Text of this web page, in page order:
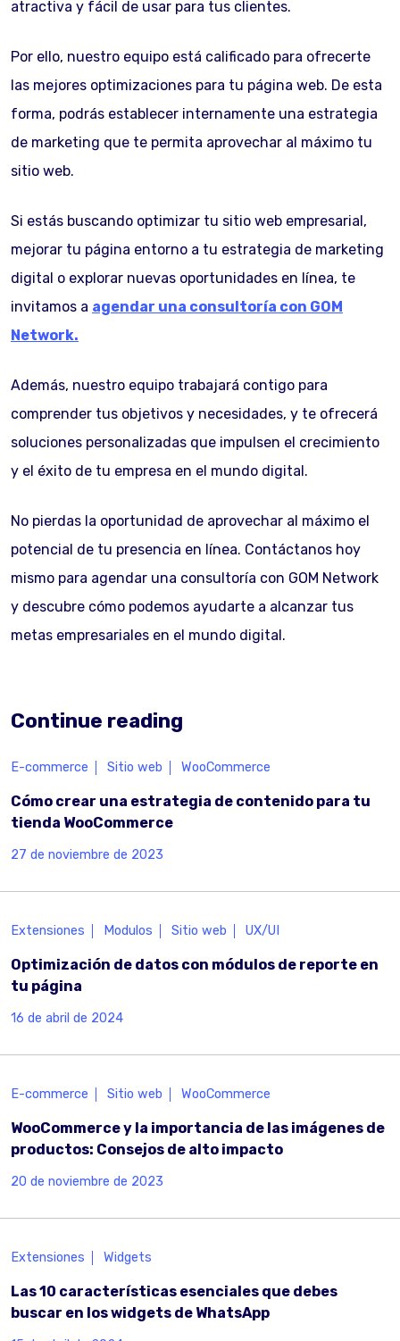
atractiva y fácil de usar para tus clientes.
Por ello, nuestro equipo está calificado para ofrecerte
las mejores optimizaciones para tu página web. De esta
forma, podrás establecer internamente una estrategia
de marketing que te permita aprovechar al máximo tu
sitio web.
Si estás buscando optimizar tu sitio web empresarial,
mejorar tu página entorno a tu estrategia de marketing
digital o explorar nuevas oportunidades en línea, te
invitamos a agendar una consultoría con GOM
Network.
Además, nuestro equipo trabajará contigo para
comprender tus objetivos y necesidades, y te ofrecerá
soluciones personalizadas que impulsen el crecimiento
y el éxito de tu empresa en el mundo digital.
No pierdas la oportunidad de aprovechar al máximo el
potencial de tu presencia en línea. Contáctanos hoy
mismo para agendar una consultoría con GOM Network
y descubre cómo podemos ayudarte a alcanzar tus
metas empresariales en el mundo digital.
Continue reading
E-commerce Sitio web WooCommerce
Cómo crear una estrategia de contenido para tu
tienda WooCommerce
27 de noviembre de 2023
Extensiones Modulos Sitio web UX/UI
Optimización de datos con módulos de reporte en
tu página
16 de abril de 2024
E-commerce Sitio web WooCommerce
WooCommerce y la importancia de las imágenes de
productos: Consejos de alto impacto
20 de noviembre de 2023
Extensiones Widgets
Las 10 características esenciales que debes
buscar en los widgets de WhatsApp